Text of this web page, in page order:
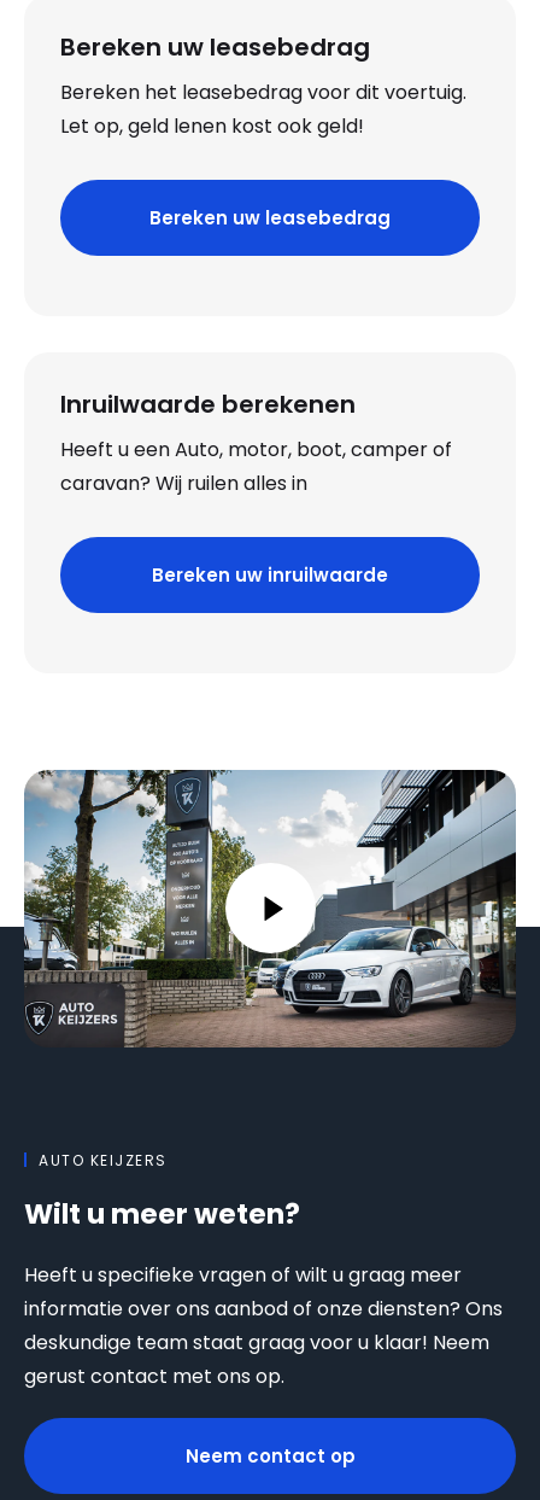
Bereken uw leasebedrag
Bereken het leasebedrag voor dit voertuig.
Let op, geld lenen kost ook geld!
Bereken uw leasebedrag
Inruilwaarde berekenen
Heeft u een Auto, motor, boot, camper of
caravan? Wij ruilen alles in
Bereken uw inruilwaarde
AUTO KEIJZERS
Wilt u meer weten?
Heeft u specifieke vragen of wilt u graag meer
informatie over ons aanbod of onze diensten? Ons
deskundige team staat graag voor u klaar! Neem
gerust contact met ons op.
Neem contact op